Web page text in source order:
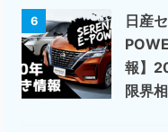
6
日産
報】
限界